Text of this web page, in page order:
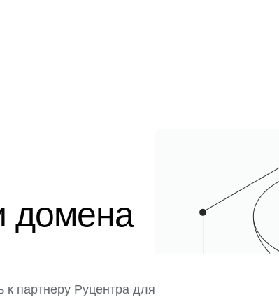
домена
партнеру Руцентра для